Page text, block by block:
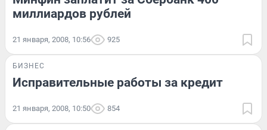
миллиардов рублей
21 января, 2008, 10:56 925
БИЗНЕС
Исправительные работы за кредит
21 января, 2008, 10:50 854